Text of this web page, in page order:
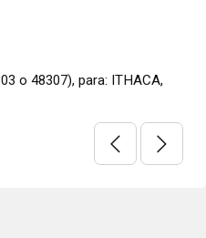
o 48307), para: ITHACA,